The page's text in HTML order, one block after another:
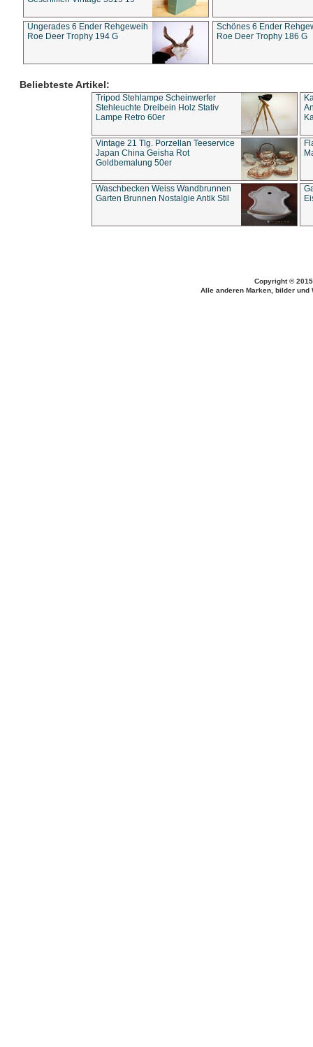
Ungerades 6 Ender Rehgeweih
Roe Deer Trophy 194 G
Schönes 6 Ender
Roe Deer Trophy 186 G
Beliebteste Artikel:
Tripod Stehlampe Scheinwerfer
Stehleuchte Dreibein Holz Stativ
Lampe Retro 60er
Vintage 21 Tlg. Porzellan Teeservice
Japan China Geisha Rot
Goldbemalung 50er
Waschbecken Weiss Wandbrunnen
Garten Brunnen Nostalgie Antik Stil
Copyright ©
Alle anderen Marken, bilder und